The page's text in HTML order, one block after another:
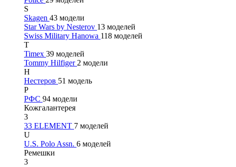
S
Skagen 43 модели
Star Wars by Nesterov 13 моделей
Swiss Military Hanowa 118 моделей
T
Timex 39 моделей
Tommy Hilfiger 2 модели
Н
Нестеров 51 модель
Р
РФС 94 модели
Кожгалантерея
3
33 ELEMENT 7 моделей
U
U.S. Polo Assn. 6 моделей
Ремешки
3